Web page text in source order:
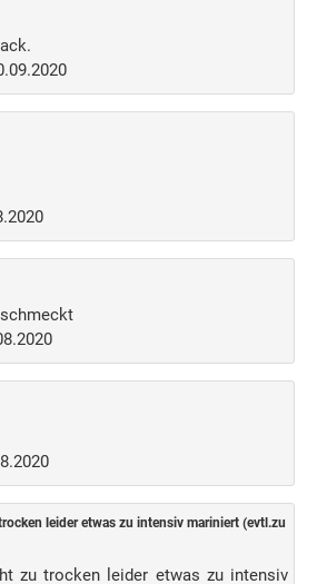
leider etwas zu intensiv mariniert (evtl.zu
zu trocken leider etwas zu intensiv